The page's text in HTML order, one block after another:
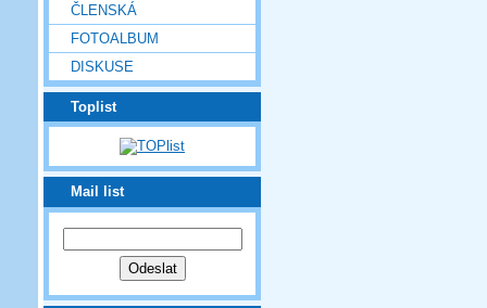
ČLENSKÁ
FOTOALBUM
DISKUSE
Toplist
Mail list